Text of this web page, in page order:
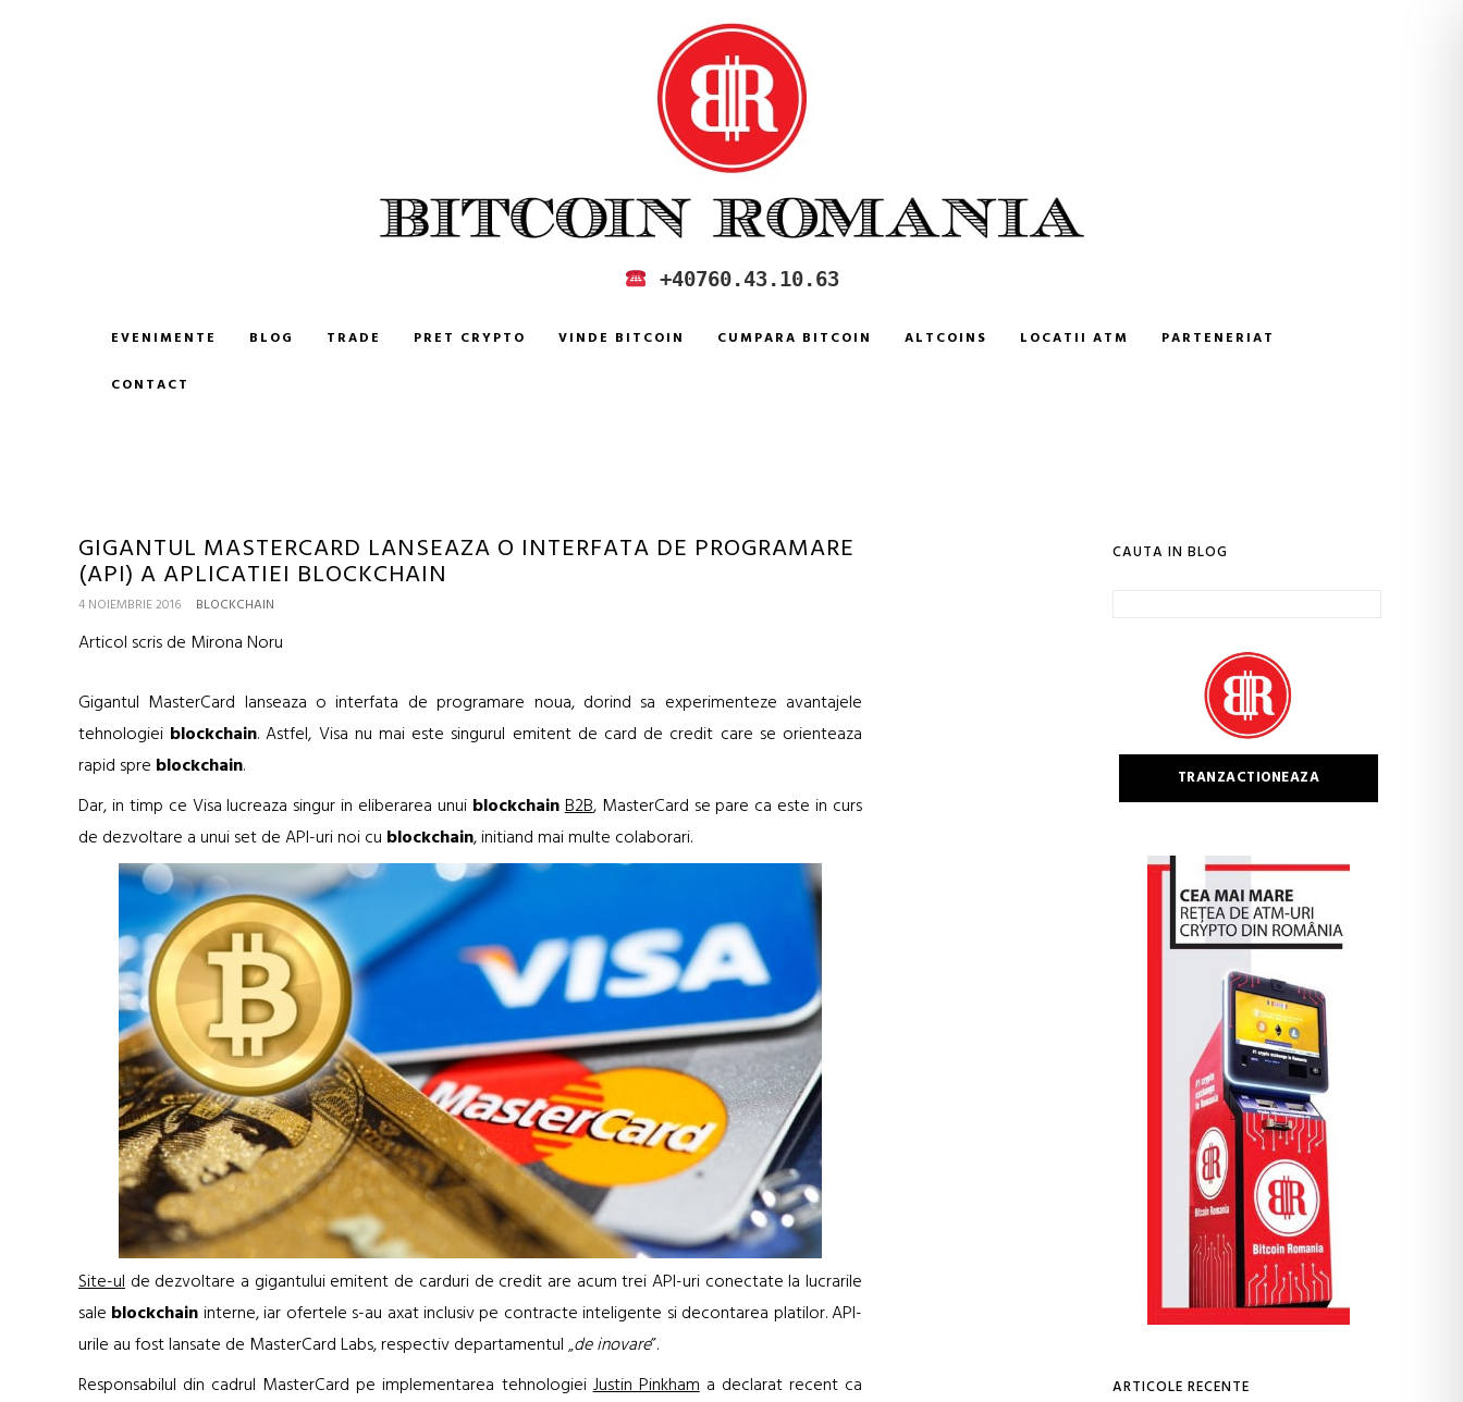
CUMPARA SI VINDE BITCOIN IN ROMANIA +40760.43.10.63
EVENIMENTE BLOG TRADE PRET CRYPTO VINDE BITCOIN CUMPARA BITCOIN ALTCOINS LOCATII ATM PARTENERIAT
CONTACT
GIGANTUL MASTERCARD LANSEAZA O INTERFATA DE PROGRAMARE
(API) A APLICATIEI BLOCKCHAIN
4 NOIEMBRIE 2016 BLOCKCHAIN
Articol scris de Mirona Noru
Gigantul MasterCard lanseaza o interfata de programare noua, dorind sa experimenteze avantajele
tehnologiei blockchain. Astfel, Visa nu mai este singurul emitent de card de credit care se orienteaza
rapid spre blockchain.
Dar, in timp ce Visa lucreaza singur in eliberarea unui blockchainB2B, MasterCard se pare ca este in curs
de dezvoltare a unui set de API-uri noi cu blockchain, initiand mai multe colaborari.
Site-ul de dezvoltare a gigantului emitent de carduri de credit are acum trei API-uri conectate la lucrarile
sale blockchaininterne, iar ofertele s-au axat inclusiv pe contracte inteligente si decontarea platilor. API-
urile au fost lansate de MasterCard Labs, respectiv departamentul „de inovare”.
Responsabilul din cadrul MasterCard pe implementarea tehnologieiJustin Pinkhama declarat recent ca
CAUTA IN BLOG
TRANZACTIONEAZA
ARTICOLE RECENTE